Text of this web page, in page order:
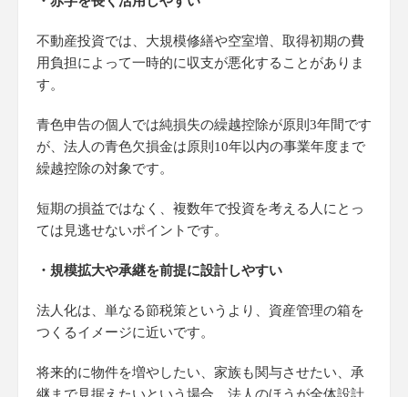
不動産投資では、大規模修繕や空室増、取得初期の費
用負担によって一時的に収支が悪化することがありま
す。
青色申告の個人では純損失の繰越控除が原則3年間です
が、法人の青色欠損金は原則10年以内の事業年度まで
繰越控除の対象です。
短期の損益ではなく、複数年で投資を考える人にとっ
ては見逃せないポイントです。
・規模拡大や承継を前提に設計しやすい
法人化は、単なる節税策というより、資産管理の箱を
つくるイメージに近いです。
将来的に物件を増やしたい、家族も関与させたい、承